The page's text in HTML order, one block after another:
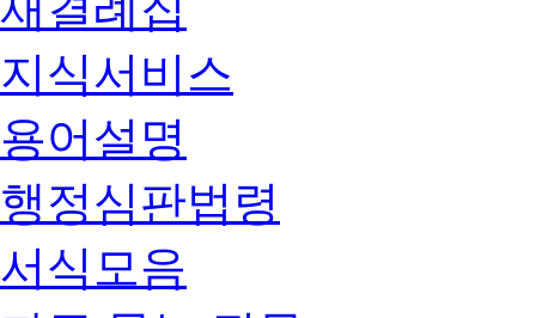
지식서비스
용어설명
행정심판법령
서식모음